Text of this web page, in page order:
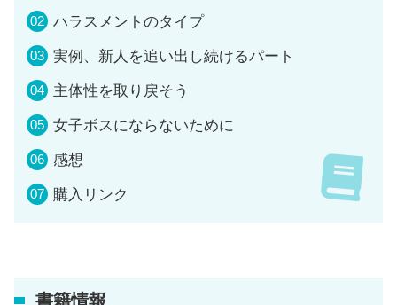
ハラスメントのタイプ
実例、新人を追い出し続けるパート
主体性を取り戻そう
女子ボスにならないために
感想
購入リンク
書籍情報